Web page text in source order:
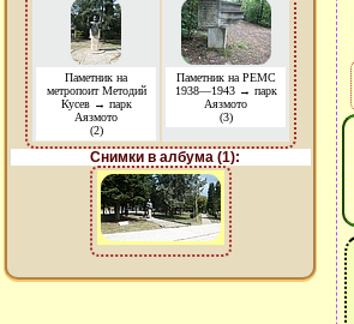
Паметник на
метропоит Методий
Кусев → парк
Аязмото
(2)
Паметник на РЕМС
1938—1943 → парк
Аязмото
(3)
Снимки в албума (1):